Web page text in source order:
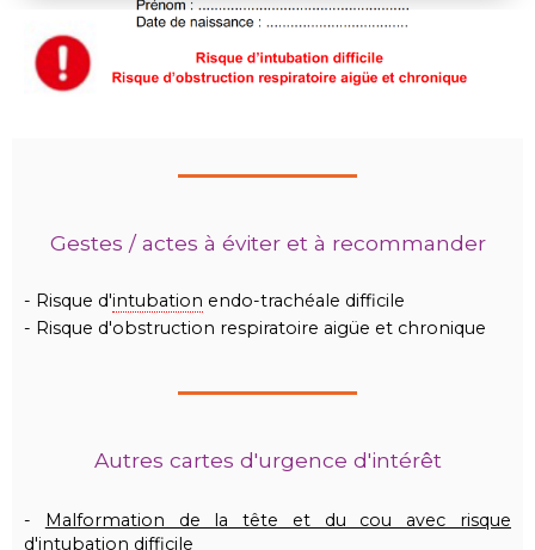
Gestes / actes à éviter et à recommander
- Risque d'intubation endo-trachéale difficile
- Risque d'obstruction respiratoire aigüe et chronique
Autres cartes d'urgence d'intérêt
-
Malformation de la tête et du cou avec risque
d'intubation difficile